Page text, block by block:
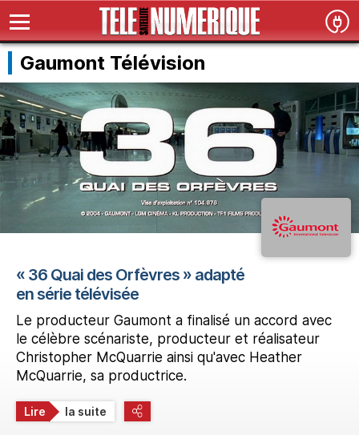
Gaumont Télévision
« 36 Quai des Orfèvres » adapté
en série télévisée
Le producteur Gaumont a finalisé un accord avec
le célèbre scénariste, producteur et réalisateur
Christopher McQuarrie ainsi qu'avec Heather
McQuarrie, sa productrice.
Lire la suite